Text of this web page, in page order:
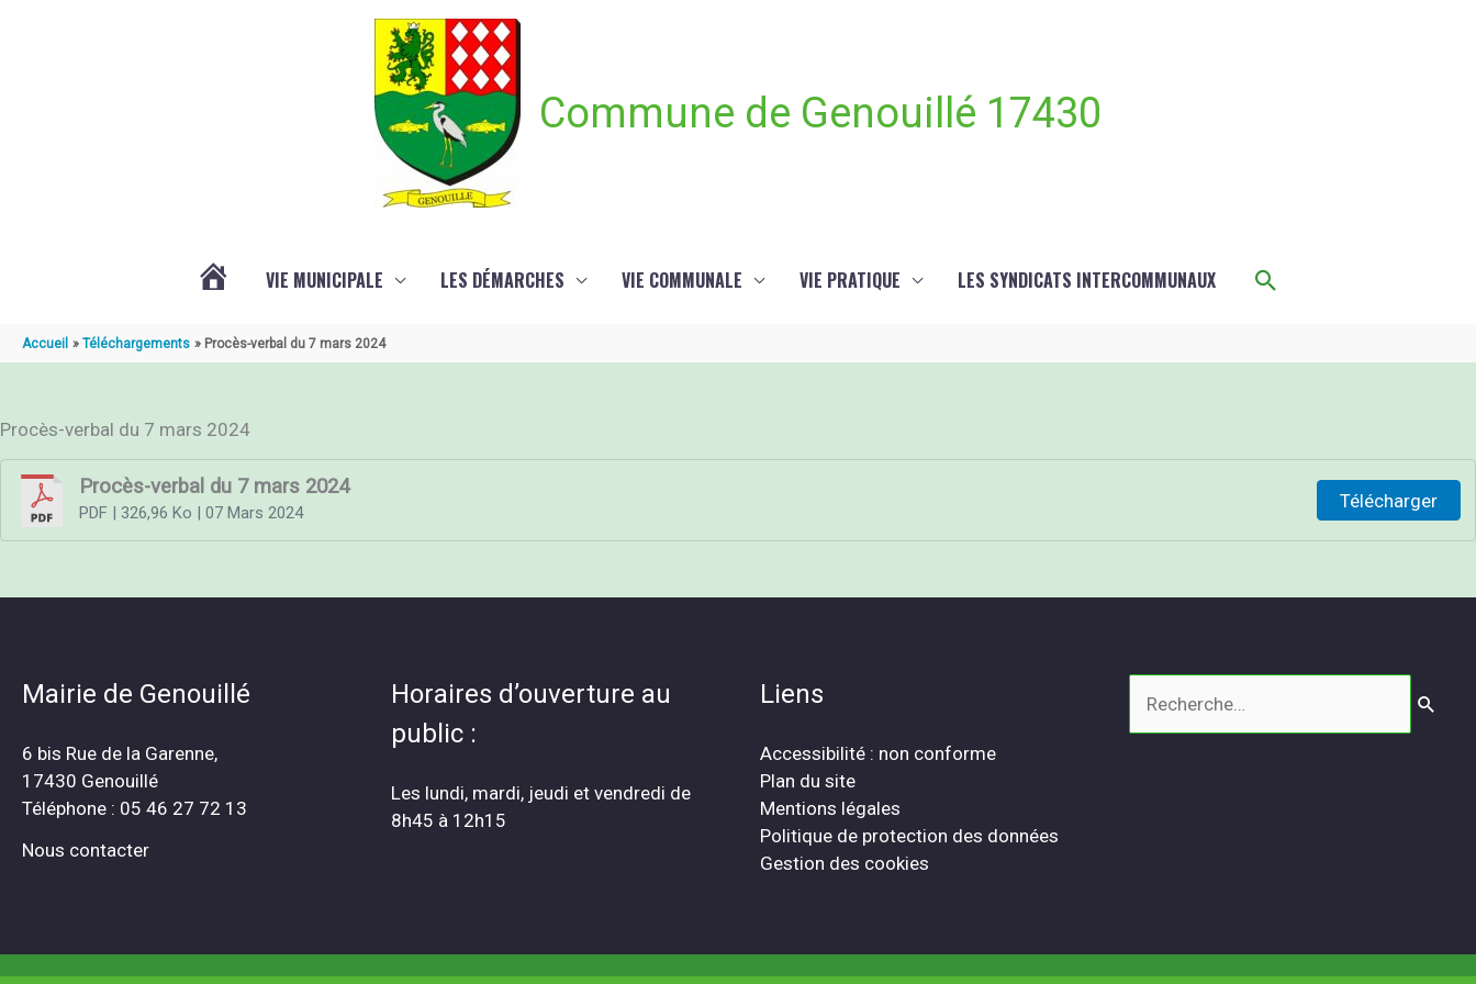
Commune de Genouillé 17430
GENOUILLÉ
VIE MUNICIPALE LES DÉMARCHES VIE COMMUNALE VIE PRATIQUE LES SYNDICATS INTERCOMMUNAUX Rechercher
Accueil Téléchargements Procès-verbal du 7 mars 2024
Procès-verbal du 7 mars 2024
Procès-verbal du 7 mars 2024
PDF| 326,96 Ko | 07 Mars 2024
Télécharger
Mairie de Genouillé
6 bis Rue de la Garenne,
17430 Genouillé
Téléphone : 05 46 27 72 13
Nous contacter
Horaires d’ouverture au
public :
Les lundi, mardi, jeudi et vendredi de
8h45 à 12h15
Liens
Accessibilité : non conforme
Plan du site
Mentions légales
Politique de protection des données
Gestion des cookies